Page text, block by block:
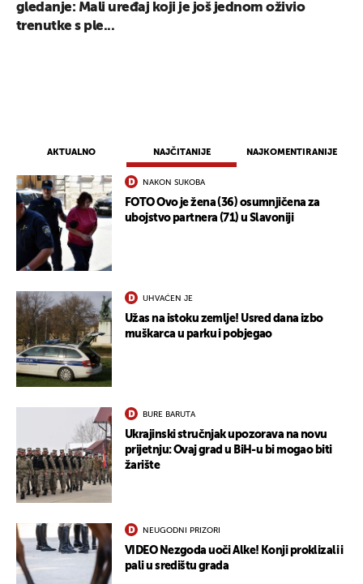
AKTUALNO NAJČITANIJE NAJKOMENTIRANIJE
NAKON SUKOBA
FOTO Ovo je žena (36) osumnjičena za
ubojstvo partnera (71) u Slavoniji
UHVAĆEN JE
Užas na istoku zemlje! Usred dana izbo
muškarca u parku i pobjegao
BURE BARUTA
Ukrajinski stručnjak upozorava na novu
prijetnju: Ovaj grad u BiH-u bi mogao biti
žarište
NEUGODNI PRIZORI
VIDEO Nezgoda uoči Alke! Konji proklizali i
pali u središtu grada
gledanje: Mali uređaj koji je još jednom oživio
trenutke s ple...